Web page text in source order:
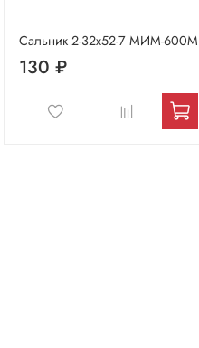
Сальник 2-32х52-7 МИМ-600М
130 ₽